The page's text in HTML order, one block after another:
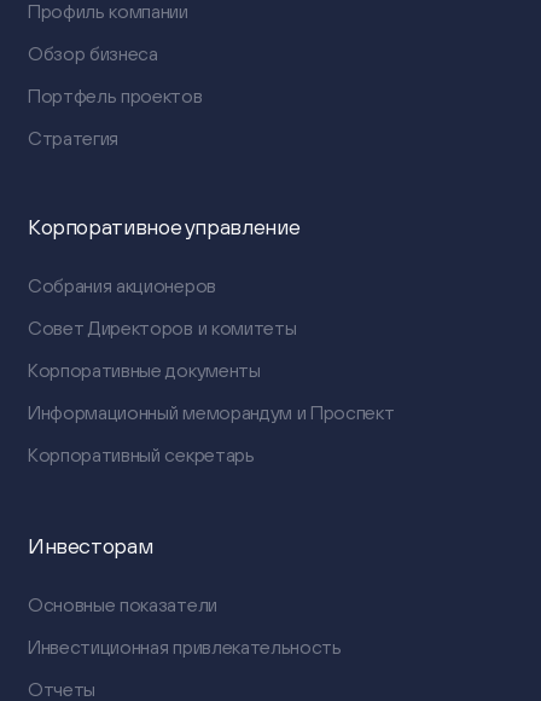
Профиль компании
Обзор бизнеса
Портфель проектов
Стратегия
Корпоративное управление
Собрания акционеров
Совет Директоров и комитеты
Корпоративные документы
Информационный меморандум и Проспект
Корпоративный секретарь
Инвесторам
Основные показатели
Инвестиционная привлекательность
Отчеты